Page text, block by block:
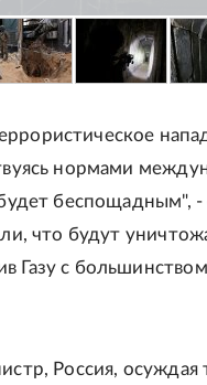
нормами
беспощадным", -
что будут
Газу с
Россия, осуждая